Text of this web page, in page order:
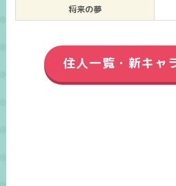
将来の夢
住人一覧・新キャ